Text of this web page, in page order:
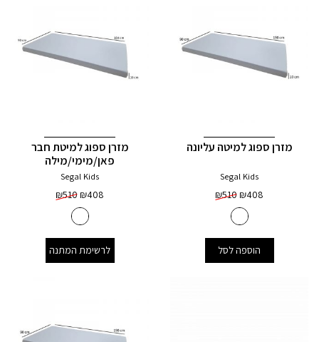
מזרן ספוג למיטה עליונה
Segal Kids
₪408
₪510
הוספה לסל
מזרן ספוג למיטת חבר
פאן/מימי/מילה
Segal Kids
₪408
₪510
לרשימת המתנה